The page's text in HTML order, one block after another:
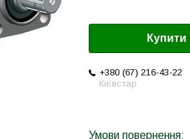
Купити
+380 (67) 216-43-22
Київстар